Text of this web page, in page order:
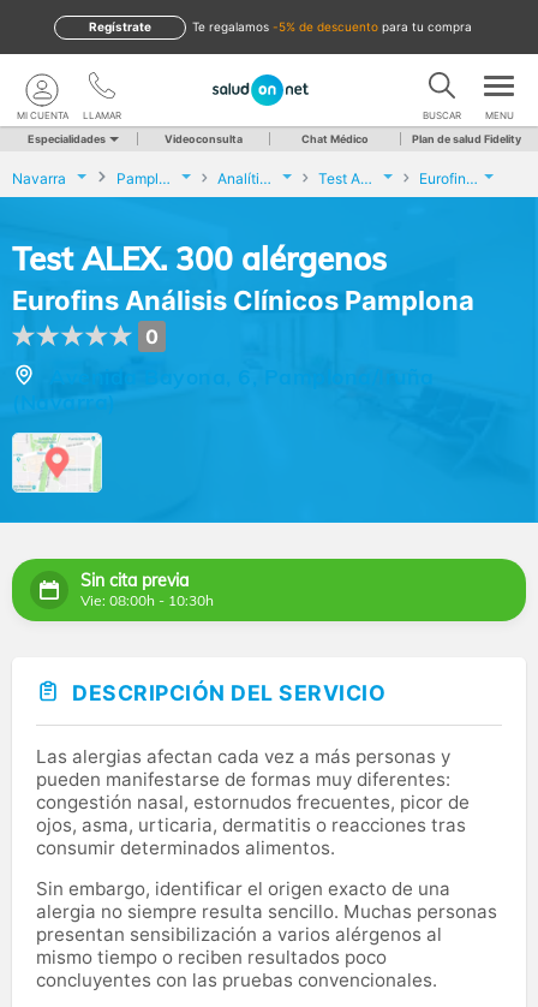
te regalamos -5% de descuento para tu compra
Regístrate
LLAMAR
MI CUENTA BUSCAR MENU
Especialidades Videoconsulta Chat Médico Plan de salud Fidelity
Navarra Pamplona/Iruña Analíticas y Genética Test ALEX. 300 alérgenos Eurofins Análisis Clínicos Pamplona
Test ALEX. 300 alérgenos
Eurofins Análisis Clínicos Pamplona
0
Avenida Bayona, 6, Pamplona/Iruña
Sin cita previa
Vie: 08:00h - 10:30h
DESCRIPCIÓN DEL SERVICIO
Las alergias afectan cada vez a más personas y
pueden manifestarse de formas muy diferentes:
congestión nasal, estornudos frecuentes, picor de
ojos, asma, urticaria, dermatitis o reacciones tras
consumir determinados alimentos.
Sin embargo, identificar el origen exacto de una
alergia no siempre resulta sencillo. Muchas personas
presentan sensibilización a varios alérgenos al
mismo tiempo o reciben resultados poco
concluyentes con las pruebas convencionales.